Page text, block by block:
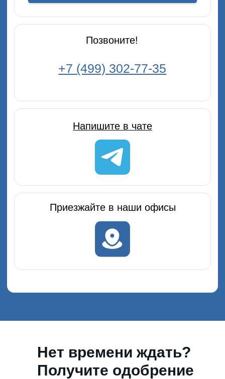
Нет времени ждать?
Получите одобрение
Узнайте стоимость
своего автомобиля
Оставить заявку